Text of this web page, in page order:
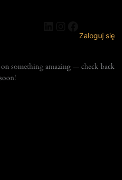
Zaloguj się
something amazing — check back
soon!